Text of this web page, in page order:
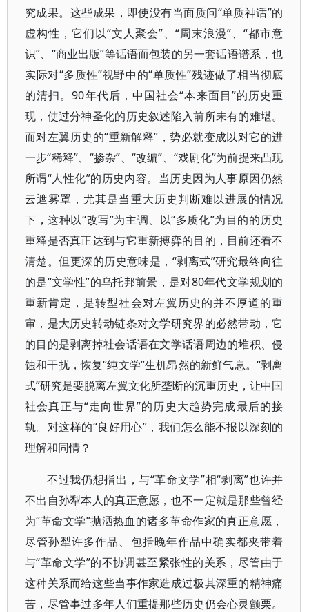
究成果。这些成果，即使没有当面质问“单质神话”的
虚构性，它们以“文人聚会”、“周末浪漫”、“都市意
识”、“商业出版”等话语而包装的另一套话语谱系，也
实际对“多质性”视野中的“单质性”残迹做了相当彻底
的清扫。90年代后，中国社会“本来面目”的历史重
现，使过分神圣化的历史叙述陷入前所未有的难堪。
而对左翼历史的“重新解释”，势必就变成以对它的进
一步“稀释”、“掺杂”、“改编”、“戏剧化”为前提来凸现
所谓“人性化”的历史内容。当历史因为人事原因仍然
云遮雾罩，尤其是当重大历史判断难以进展的情况
下，这种以“改写”为主调、以“多质化”为目的的历史
重释是否真正达到与它重新搏弈的目的，目前还看不
清楚。但更深的历史意味是，“剥离式”研究最终向往
的是“文学性”的乌托邦前景，是对80年代文学规划的
重新肯定，是转型社会对左翼历史的并不厚道的重
审，是大历史转动链条对文学研究界的必然带动，它
的目的是剥离掉社会话语在文学话语周边的堆积、侵
蚀和干扰，恢复“纯文学”生机昂然的新鲜气息。“剥离
式”研究是要脱离左翼文化所垄断的沉重历史，让中国
社会真正与“走向世界”的历史大趋势完成最后的接
轨。对这样的“良好用心”，我们怎么能不报以深刻的
理解和同情？
不过我仍想指出，与“革命文学”相“剥离”也许并
不出自孙犁本人的真正意愿，也不一定就是那些曾经
为“革命文学”抛洒热血的诸多革命作家的真正意愿，
尽管孙犁许多作品、包括晚年作品中确实都夹带着
与“革命文学”的不协调甚至紧张性的关系，尽管由于
这种关系而给这些当事作家造成过极其深重的精神痛
苦，尽管事过多年人们重提那些历史仍会心灵颤栗。